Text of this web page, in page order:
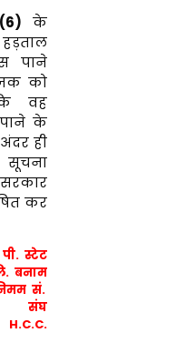
के
पाने
को
वह
पाने के
ही
कर
स्टेट
बनाम
सं.
संघ